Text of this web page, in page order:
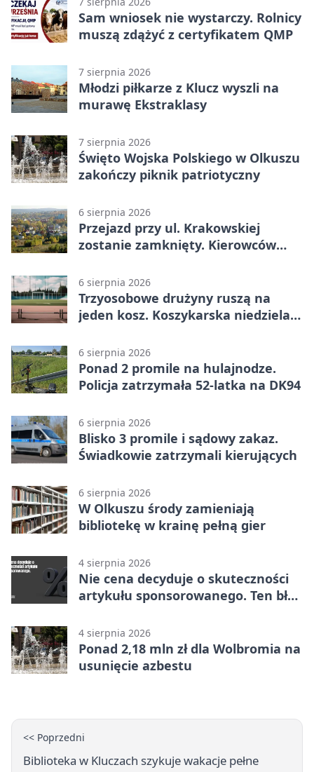
Sam wniosek nie wystarczy. Rolnicy
muszą zdążyć z certyfikatem QMP
7 sierpnia 2026
Młodzi piłkarze z Klucz wyszli na
murawę Ekstraklasy
7 sierpnia 2026
Święto Wojska Polskiego w Olkuszu
zakończy piknik patriotyczny
6 sierpnia 2026
Przejazd przy ul. Krakowskiej
zostanie zamknięty. Kierowców
6 sierpnia 2026
Trzyosobowe drużyny ruszą na
jeden kosz. Koszykarska niedziela
6 sierpnia 2026
Ponad 2 promile na hulajnodze.
Policja zatrzymała 52-latka na DK94
6 sierpnia 2026
Blisko 3 promile i sądowy zakaz.
Świadkowie zatrzymali kierujących
6 sierpnia 2026
W Olkuszu środy zamieniają
bibliotekę w krainę pełną gier
4 sierpnia 2026
Nie cena decyduje o skuteczności
artykułu sponsorowanego. Ten błąd
4 sierpnia 2026
Ponad 2,18 mln zł dla Wolbromia na
usunięcie azbestu
<< Poprzedni
Biblioteka w Kluczach szykuje wakacje pełne